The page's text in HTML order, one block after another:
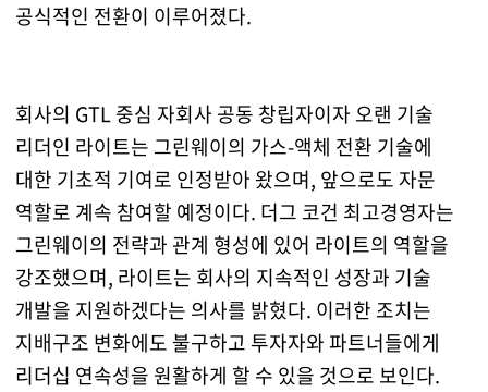
공식적인 전환이 이루어졌다.
회사의 GTL 중심 자회사 공동 창립자이자 오랜 기술
리더인 라이트는 그린웨이의 가스-액체 전환 기술에
대한 기초적 기여로 인정받아 왔으며, 앞으로도 자문
역할로 계속 참여할 예정이다. 더그 코건 최고경영자는
그린웨이의 전략과 관계 형성에 있어 라이트의 역할을
강조했으며, 라이트는 회사의 지속적인 성장과 기술
개발을 지원하겠다는 의사를 밝혔다. 이러한 조치는
지배구조 변화에도 불구하고 투자자와 파트너들에게
리더십 연속성을 원활하게 할 수 있을 것으로 보인다.